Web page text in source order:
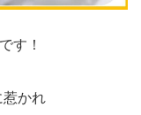
す！
惹かれ